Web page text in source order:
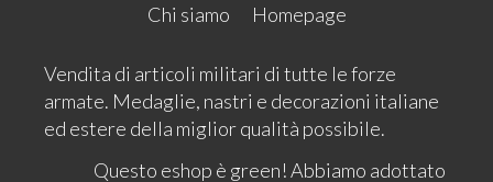
Chi siamo
Homepage
Vendita di articoli militari di tutte le forze
armate. Medaglie, nastri e decorazioni italiane
ed estere della miglior qualità possibile.
Questo eshop è green! Abbiamo adottato